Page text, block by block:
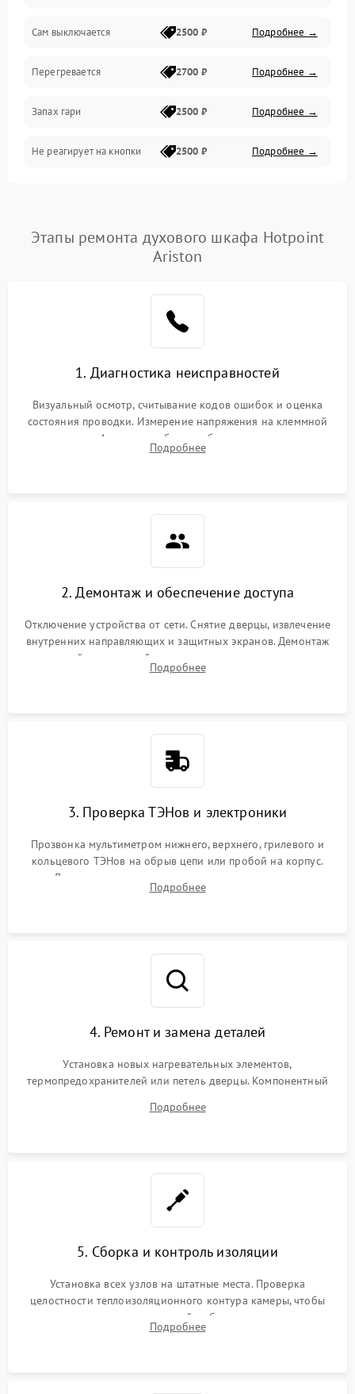
Сам выключается 2500 ₽ Подробнее →
Перегревается 2700 ₽ Подробнее →
Запах гари 2500 ₽ Подробнее →
Не реагирует на кнопки 2500 ₽ Подробнее →
Этапы ремонта духового шкафа Hotpoint
Ariston
1. Диагностика неисправностей
Визуальный осмотр, считывание кодов ошибок и оценка
состояния проводки. Измерение напряжения на клеммной
колодке. Анализ жалоб на проблемы с нагревом,
конвекцией, панелью управления или блокировкой дверцы.
Подробнее
2. Демонтаж и обеспечение доступа
Отключение устройства от сети. Снятие дверцы, извлечение
внутренних направляющих и защитных экранов. Демонтаж
задней или верхней панели для прямого доступа к
нагревательным элементам, плате и вентиляторам.
Подробнее
3. Проверка ТЭНов и электроники
Прозвонка мультиметром нижнего, верхнего, грилевого и
кольцевого ТЭНов на обрыв цепи или пробой на корпус.
Диагностика термостата, датчиков температуры,
переключателя режимов и мотора конвекции.
Подробнее
4. Ремонт и замена деталей
Установка новых нагревательных элементов,
термопредохранителей или петель дверцы. Компонентный
выгоревших реле, восстановление контактов и замена
Подробнее
5. Сборка и контроль изоляции
Установка всех узлов на штатные места. Проверка
целостности теплоизоляционного контура камеры, чтобы
исключить перегрев кухонной мебели и потерю тепла.
Надежная фиксация клемм и сборка корпуса шкафа.
Подробнее